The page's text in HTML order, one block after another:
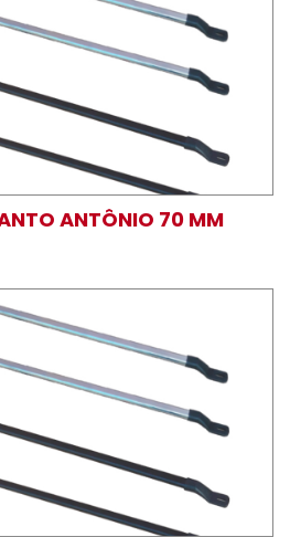
ANTÔNIO 70 MM